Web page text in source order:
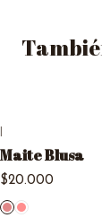
Maite Blusa
$20.000